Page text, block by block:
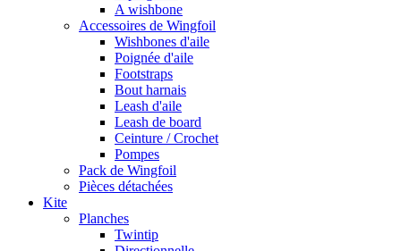
A wishbone
Accessoires de Wingfoil
Wishbones d'aile
Poignée d'aile
Footstraps
Bout harnais
Leash d'aile
Leash de board
Ceinture / Crochet
Pompes
Pack de Wingfoil
Pièces détachées
Kite
Planches
Twintip